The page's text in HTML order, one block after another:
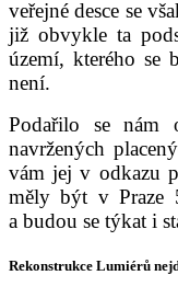
veřejné desce se
již obvykle ta
území, kterého se
není.
Podařilo se nám
navržených
vám jej v odkazu
měly být v Praze
a budou se týkat i
Rekonstrukce Lumiérů